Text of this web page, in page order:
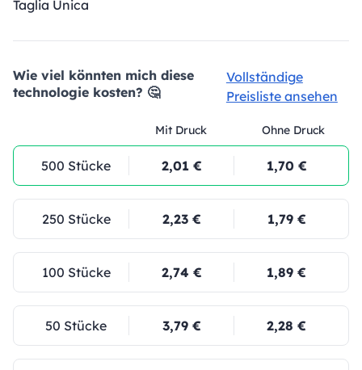
Taglia Unica
Wie viel könnten mich diese
technologie kosten? 🤔
Vollständige
Preisliste ansehen
Mit Druck Ohne Druck
500 Stücke 2,01 € 1,70 €
250 Stücke 2,23 € 1,79 €
100 Stücke 2,74 € 1,89 €
50 Stücke 3,79 € 2,28 €